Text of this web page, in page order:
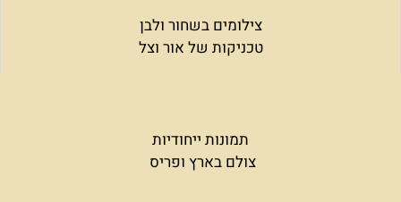
צילומים בשחור ולבן
טכניקות של אור וצל
תמונות ייחודיות
צולם בארץ ופריס